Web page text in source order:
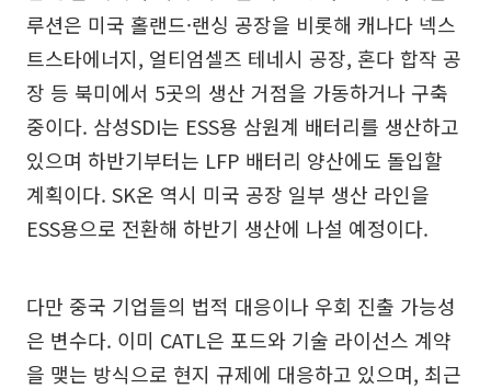
루션은 미국 홀랜드·랜싱 공장을 비롯해 캐나다 넥스
트스타에너지, 얼티엄셀즈 테네시 공장, 혼다 합작 공
장 등 북미에서 5곳의 생산 거점을 가동하거나 구축
중이다. 삼성SDI는 ESS용 삼원계 배터리를 생산하고
있으며 하반기부터는 LFP 배터리 양산에도 돌입할
계획이다. SK온 역시 미국 공장 일부 생산 라인을
ESS용으로 전환해 하반기 생산에 나설 예정이다.
다만 중국 기업들의 법적 대응이나 우회 진출 가능성
은 변수다. 이미 CATL은 포드와 기술 라이선스 계약
을 맺는 방식으로 현지 규제에 대응하고 있으며, 최근